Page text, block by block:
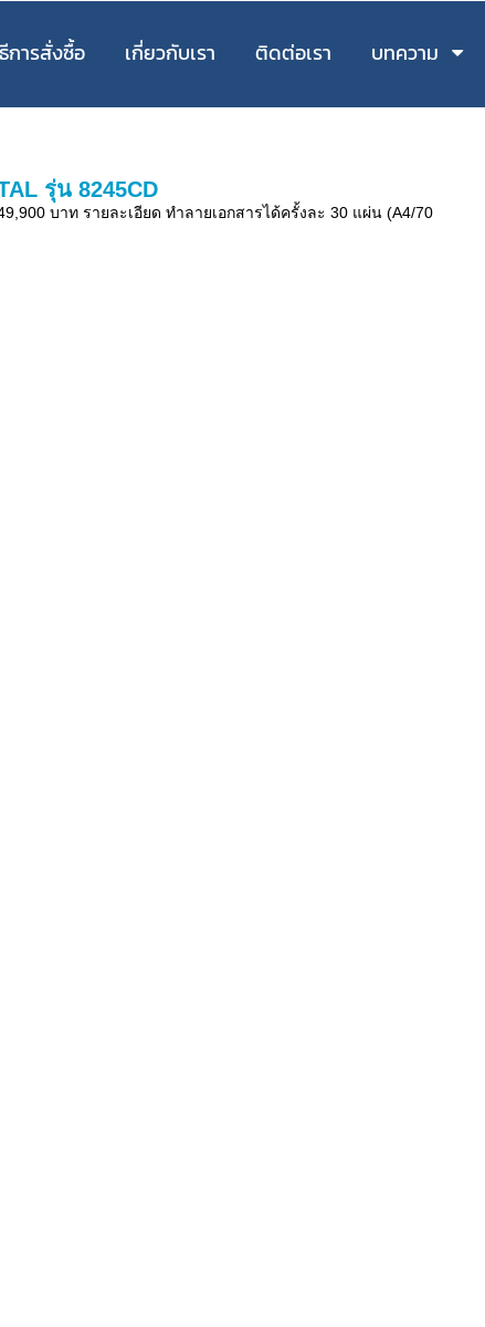
การสั่งซื้อ เกี่ยวกับเรา ติดต่อเรา บทความ
รุ่น 8245CD
บาท รายละเอียด ทำลายเอกสารได้ครั้งละ 30 แผ่น (A4/70